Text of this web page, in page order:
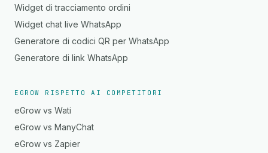
Widget di tracciamento ordini
Widget chat live WhatsApp
Generatore di codici QR per WhatsApp
Generatore di link WhatsApp
EGROW RISPETTO AI COMPETITORI
eGrow vs Wati
eGrow vs ManyChat
eGrow vs Zapier